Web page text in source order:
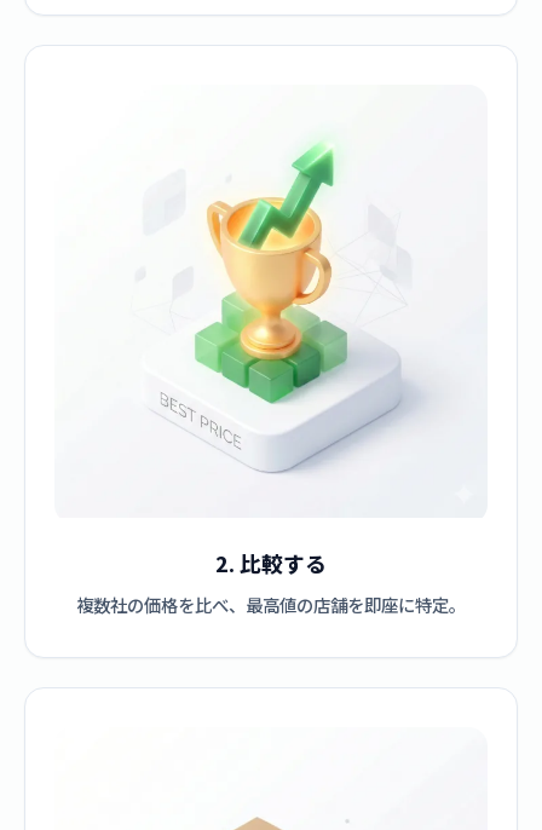
2. 比較する
複数社の価格を比べ、最高値の店舗を即座に特定。